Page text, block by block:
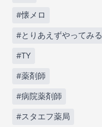
#懐メロ
#とりあえずやってみる
#TY
#薬剤師
#病院薬剤師
#スタエフ薬局